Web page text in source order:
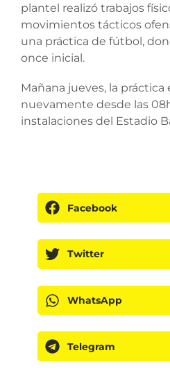
plantel realizó trabajos
movimientos tácticos
una práctica de fútbol,
once inicial.
Mañana jueves, la práctica
nuevamente desde las
instalaciones del Estadio
Facebook
Twitter
WhatsApp
Telegram